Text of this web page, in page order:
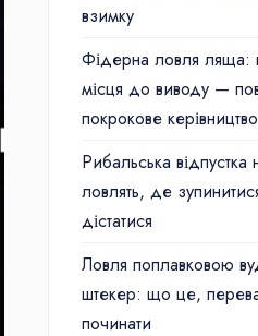
взимку
Фідерна ловля ляща:
місця до виводу —
покрокове керівництво
Рибальська
ловлять, де
дістатися
Ловля поплавковою
штекер: що це,
починати